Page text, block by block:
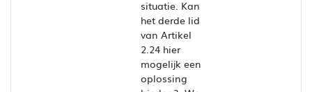
situatie. Kan
het derde lid
van Artikel
2.24 hier
mogelijk een
oplossing